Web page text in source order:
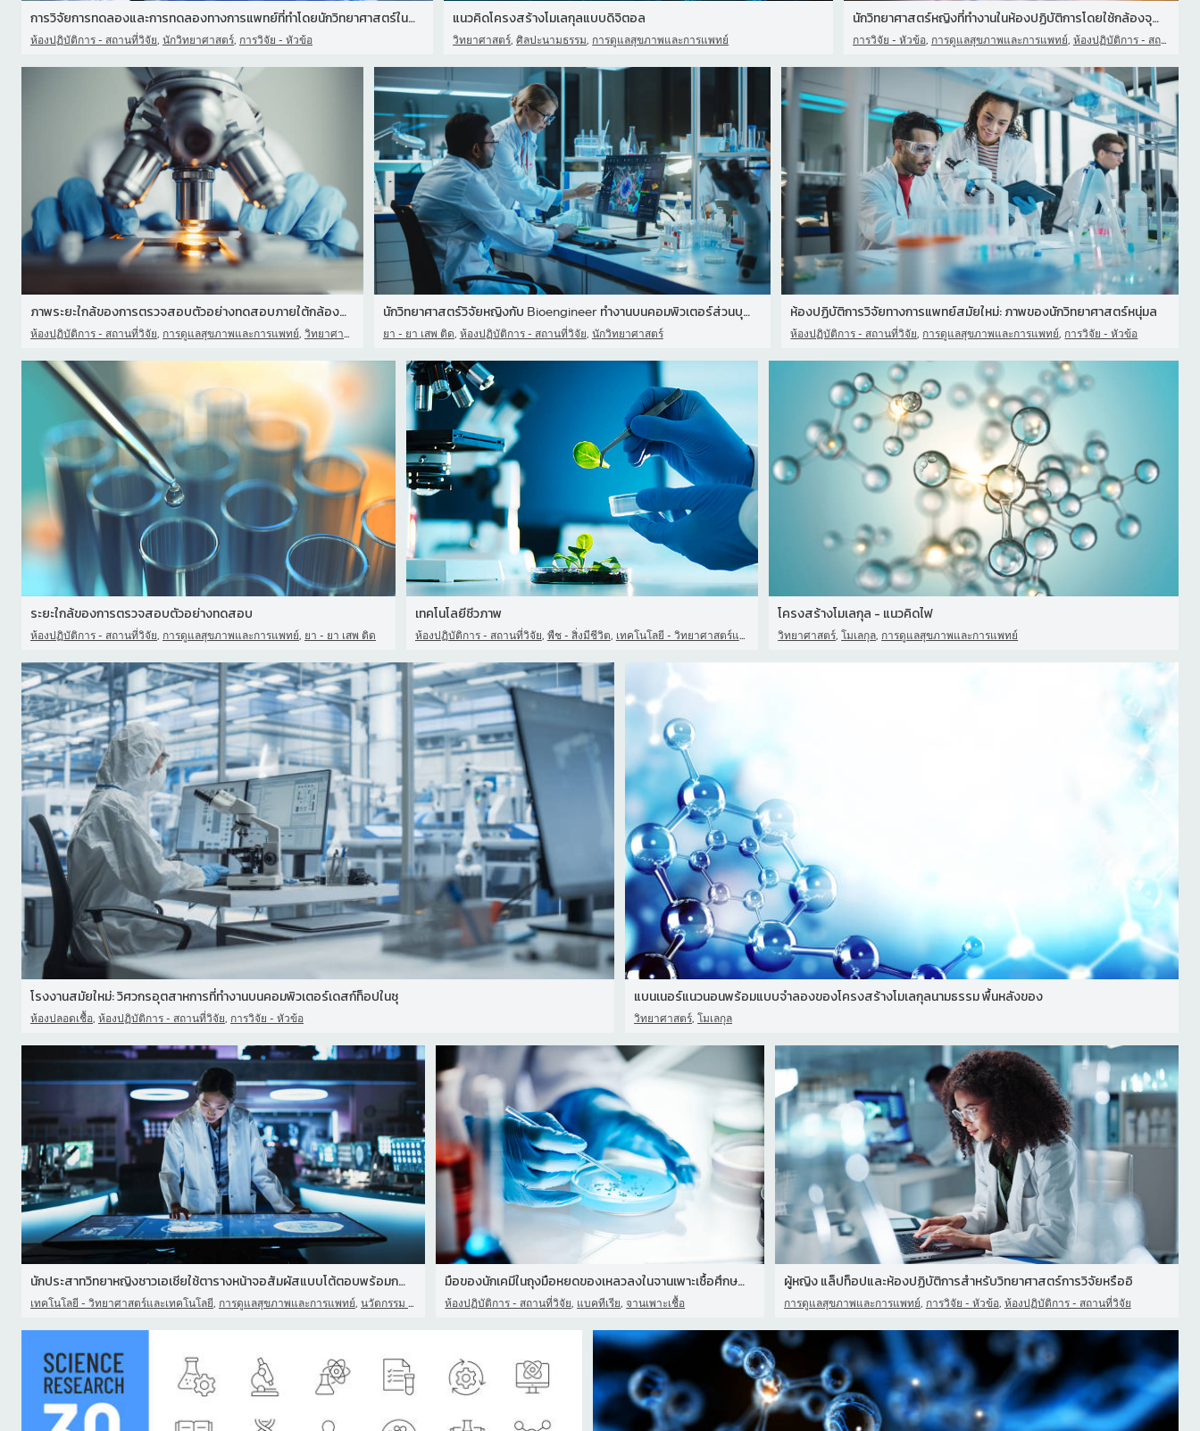
การวิจัยการทดลองและการทดลองทางการแพทย์ที่ทําโดยนักวิทยาศาสตร์ในห้อ
ห้องปฏิบัติการ - สถานที่วิจัย, นักวิทยาศาสตร์, การวิจัย - หัวข้อ
แนวคิดโครงสร้างโมเลกุลแบบดิจิตอล
วิทยาศาสตร์,ศิลปะนามธรรม, การดูแลสุขภาพและการแพทย์
นักวิทยาศาสตร์หญิงที่ทํางานในห้องปฏิบัติการโดยใช้กล้องจุลทรรศน์
การวิจัย - หัวข้อ, การดูแลสุขภาพและการแพทย์, ห้องปฏิบัติการ - สถานที่วิจัย
ภาพระยะใกล้ของการตรวจสอบตัวอย่างทดสอบภายใต้กล้องจุลทรรศน์
ห้องปฏิบัติการ - สถานที่วิจัย, การดูแลสุขภาพและการแพทย์, วิทยาศาสตร์
นักวิทยาศาสตร์วิจัยหญิงกับ Bioengineer ทํางานบนคอมพิวเตอร์ส่วนบุคค
ยา - ยา เสพ ติด, ห้องปฏิบัติการ - สถานที่วิจัย, นักวิทยาศาสตร์
ห้องปฏิบัติการวิจัยทางการแพทย์สมัยใหม่: ภาพของนักวิทยาศาสตร์หนุ่มล
ห้องปฏิบัติการ - สถานที่วิจัย, การดูแลสุขภาพและการแพทย์, การวิจัย - หัวข้อ
ระยะใกล้ของการตรวจสอบตัวอย่างทดสอบ
ห้องปฏิบัติการ - สถานที่วิจัย, การดูแลสุขภาพและการแพทย์, ยา - ยา เสพ ติด
เทคโนโลยีชีวภาพ
ห้องปฏิบัติการ - สถานที่วิจัย, พืช - สิ่งมีชีวิต, เทคโนโลยี - วิทยาศาสตร์และเทคโนโลยี
โครงสร้างโมเลกุล - แนวคิดไฟ
วิทยาศาสตร์,โมเลกุล, การดูแลสุขภาพและการแพทย์
โรงงานสมัยใหม่: วิศวกรอุตสาหการที่ทํางานบนคอมพิวเตอร์เดสก์ท็อปในชุ
ห้องปลอดเชื้อ, ห้องปฏิบัติการ - สถานที่วิจัย, การวิจัย - หัวข้อ
แบนเนอร์แนวนอนพร้อมแบบจําลองของโครงสร้างโมเลกุลนามธรรม พื้นหลังของ
วิทยาศาสตร์,โมเลกุล
นักประสาทวิทยาหญิงชาวเอเชียใช้ตารางหน้าจอสัมผัสแบบโต้ตอบพร้อมการสแ
เทคโนโลยี - วิทยาศาสตร์และเทคโนโลยี, การดูแลสุขภาพและการแพทย์, นวัตกรรม - มโนทัศน์
มือของนักเคมีในถุงมือหยดของเหลวลงในจานเพาะเชื้อศึกษาแบคทีเรียที่โต
ห้องปฏิบัติการ - สถานที่วิจัย, แบคทีเรีย,จานเพาะเชื้อ
ผู้หญิง แล็ปท็อปและห้องปฏิบัติการสําหรับวิทยาศาสตร์การวิจัยหรืออิ
การดูแลสุขภาพและการแพทย์, การวิจัย - หัวข้อ, ห้องปฏิบัติการ - สถานที่วิจัย